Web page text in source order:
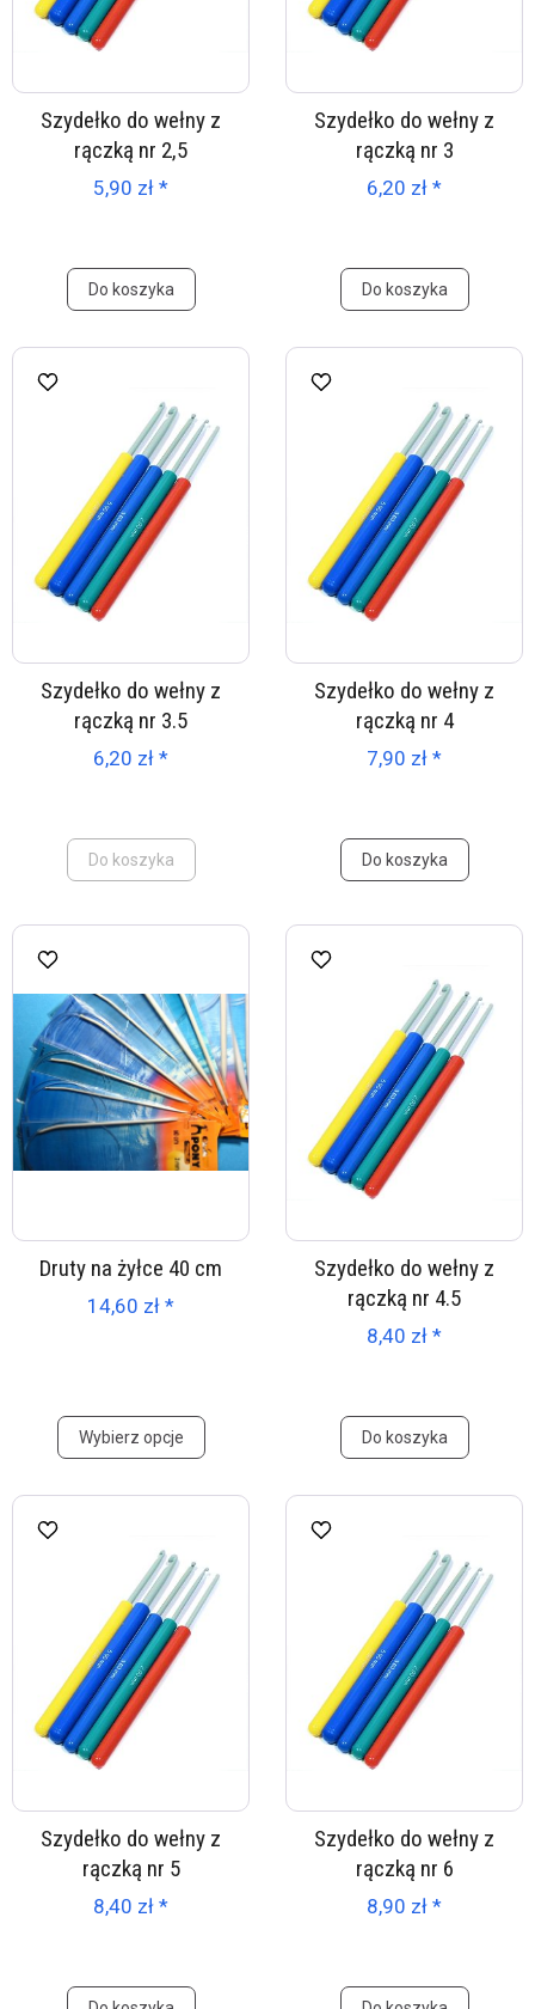
Szydełko do wełny z
rączką nr 2,5
5,90 zł *
Do koszyka
Szydełko do wełny z
rączką nr 3
6,20 zł *
Do koszyka
Szydełko do wełny z
rączką nr 3.5
6,20 zł *
Do koszyka
Szydełko do wełny z
rączką nr 4
7,90 zł *
Do koszyka
Druty na żyłce 40 cm
14,60 zł *
Wybierz opcje
Szydełko do wełny z
rączką nr 4.5
8,40 zł *
Do koszyka
Szydełko do wełny z
rączką nr 5
8,40 zł *
Szydełko do wełny z
rączką nr 6
8,90 zł *